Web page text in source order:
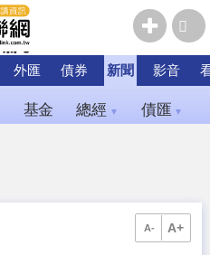
外匯 債券 新聞 影音
基金 總經 ▼ 債匯 ▼
A- A+